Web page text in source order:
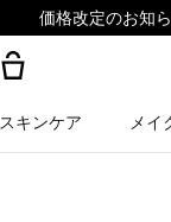
価格改定のお知
スキンケア メイ